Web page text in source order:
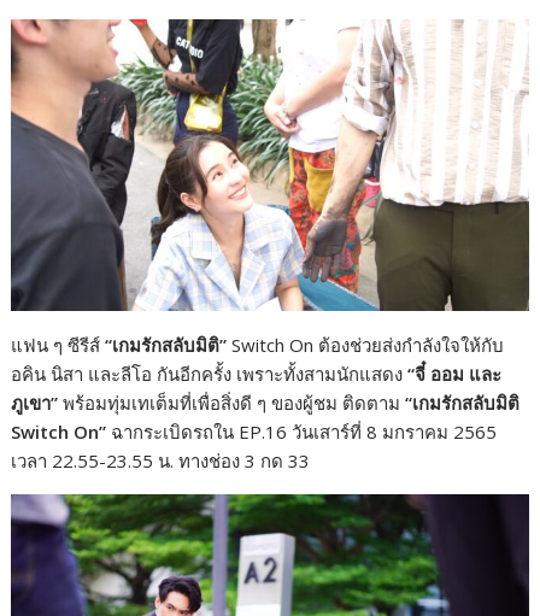
แฟน ๆ ซีรีส์“เกมรักสลับมิติ” Switch On ต้องช่วยส่งกำลังใจให้กับ
อคิน นิสา และลีโอ กันอีกครั้ง เพราะทั้งสามนักแสดง“จี๋ ออม และ
ภูเขา” พร้อมทุ่มเทเต็มที่เพื่อสิ่งดี ๆ ของผู้ชม ติดตาม“เกมรักสลับมิติ
Switch On” ฉากระเบิดรถใน EP.16 วันเสาร์ที่ 8 มกราคม 2565
เวลา 22.55-23.55 น. ทางช่อง 3 กด 33